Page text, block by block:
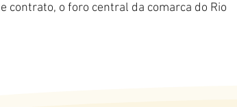
o foro central da comarca do Rio